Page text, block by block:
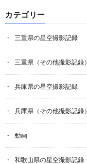
カテゴリー
三重県の星空撮影記録
三重県（その他撮影記録）
兵庫県の星空撮影記録
兵庫県（その他撮影記録）
動画
和歌山県の星空撮影記録